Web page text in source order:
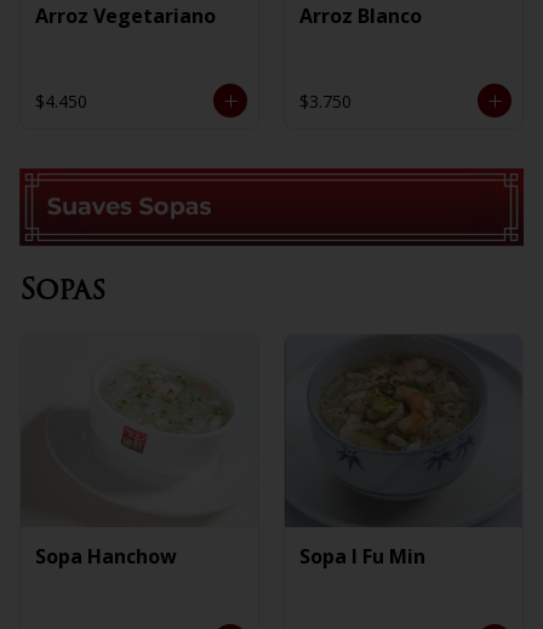
Arroz Vegetariano
$4.450
Arroz Blanco
$3.750
Sopas
Sopa Hanchow Sopa I Fu Min